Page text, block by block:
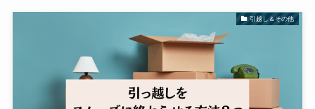
引越し＆その他